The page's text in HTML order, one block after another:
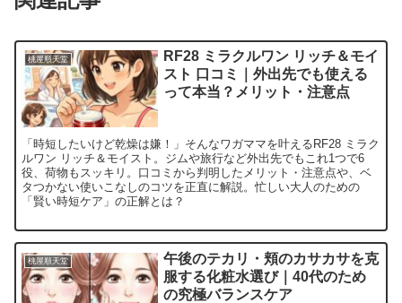
桃屋順天堂
RF28 ミラクルワン リッチ＆モイ
スト 口コミ｜外出先でも使える
って本当？メリット・注意点
「時短したいけど乾燥は嫌！」そんなワガママを叶えるRF28 ミラク
ルワン リッチ＆モイスト。ジムや旅行など外出先でもこれ1つで6
役、荷物もスッキリ。口コミから判明したメリット・注意点や、ベ
タつかない使いこなしのコツを正直に解説。忙しい大人のための
「賢い時短ケア」の正解とは？
桃屋順天堂
午後のテカリ・頬のカサカサを克
服する化粧水選び｜40代のため
の究極バランスケア